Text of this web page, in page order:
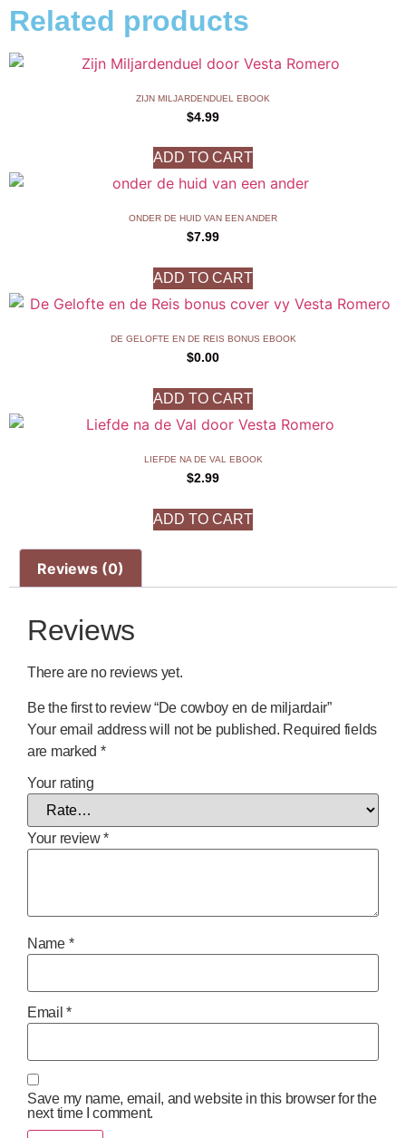
Related products
ZIJN MILJARDENDUEL EBOOK
$4.99
ADD TO CART
ONDER DE HUID VAN EEN ANDER
$7.99
ADD TO CART
DE GELOFTE EN DE REIS BONUS EBOOK
$0.00
ADD TO CART
LIEFDE NA DE VAL EBOOK
$2.99
ADD TO CART
Reviews (0)
Reviews
There are no reviews yet.
Be the first to review “De cowboy en de miljardair”
Your email address will not be published. Required fields
are marked *
Your rating
Your review*
Name *
Email*
Save my name, email, and website in this browser for the
next time I comment.